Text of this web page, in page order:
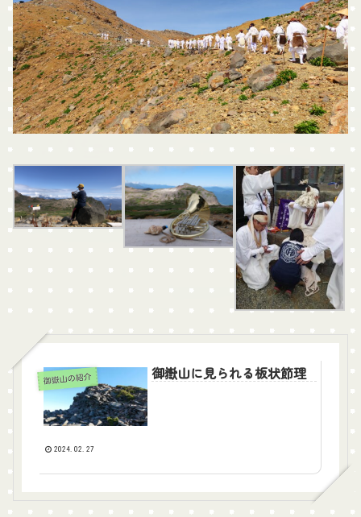
御嶽山の紹介 御嶽山に見られる板状節理
2024.02.27